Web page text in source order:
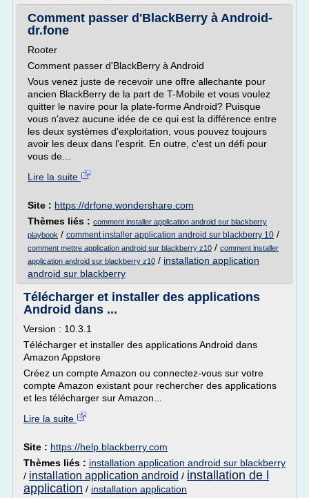
Comment passer d'BlackBerry à Android-
dr.fone
Rooter
Comment passer d'BlackBerry à Android
Vous venez juste de recevoir une offre allechante pour
ancien BlackBerry de la part de T-Mobile et vous voulez
quitter le navire pour la plate-forme Android? Puisque
vous n'avez aucune idée de ce qui est la différence entre
les deux systèmes d'exploitation, vous pouvez toujours
avoir les deux dans l'esprit. En outre, c'est un défi pour
vous de...
Lire la suite
Site : https://drfone.wondershare.com
Thèmes liés : comment installer application android sur blackberry
playbook / comment installer application android sur blackberry 10 /
comment mettre application android sur blackberry z10 / comment installer
application android sur blackberry z10 / installation application
android sur blackberry
Télécharger et installer des applications
Android dans ...
Version : 10.3.1
Télécharger et installer des applications Android dans
Amazon Appstore
Créez un compte Amazon ou connectez-vous sur votre
compte Amazon existant pour rechercher des applications
et les télécharger sur Amazon...
Lire la suite
Site : https://help.blackberry.com
Thèmes liés : installation application android sur blackberry
/ installation application android / installation de l
application / installation application